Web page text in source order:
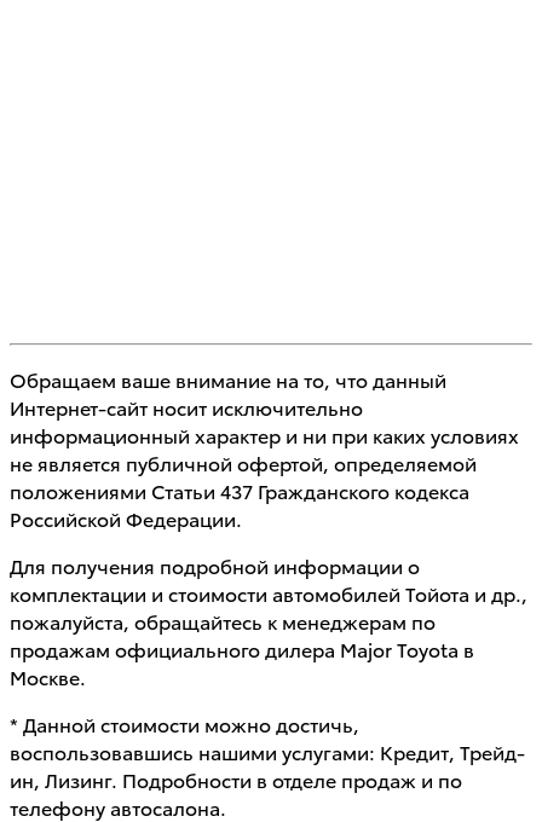
Обращаем ваше внимание на то, что данный
Интернет-сайт носит исключительно
информационный характер и ни при каких условиях
не является публичной офертой, определяемой
положениями Статьи 437 Гражданского кодекса
Российской Федерации.
Для получения подробной информации о
комплектации и стоимости автомобилей Тойота и др.,
пожалуйста, обращайтесь к менеджерам по
продажам официального дилера Major Toyota в
Москве.
* Данной стоимости можно достичь,
воспользовавшись нашими услугами: Кредит, Трейд-
ин, Лизинг. Подробности в отделе продаж и по
телефону автосалона.